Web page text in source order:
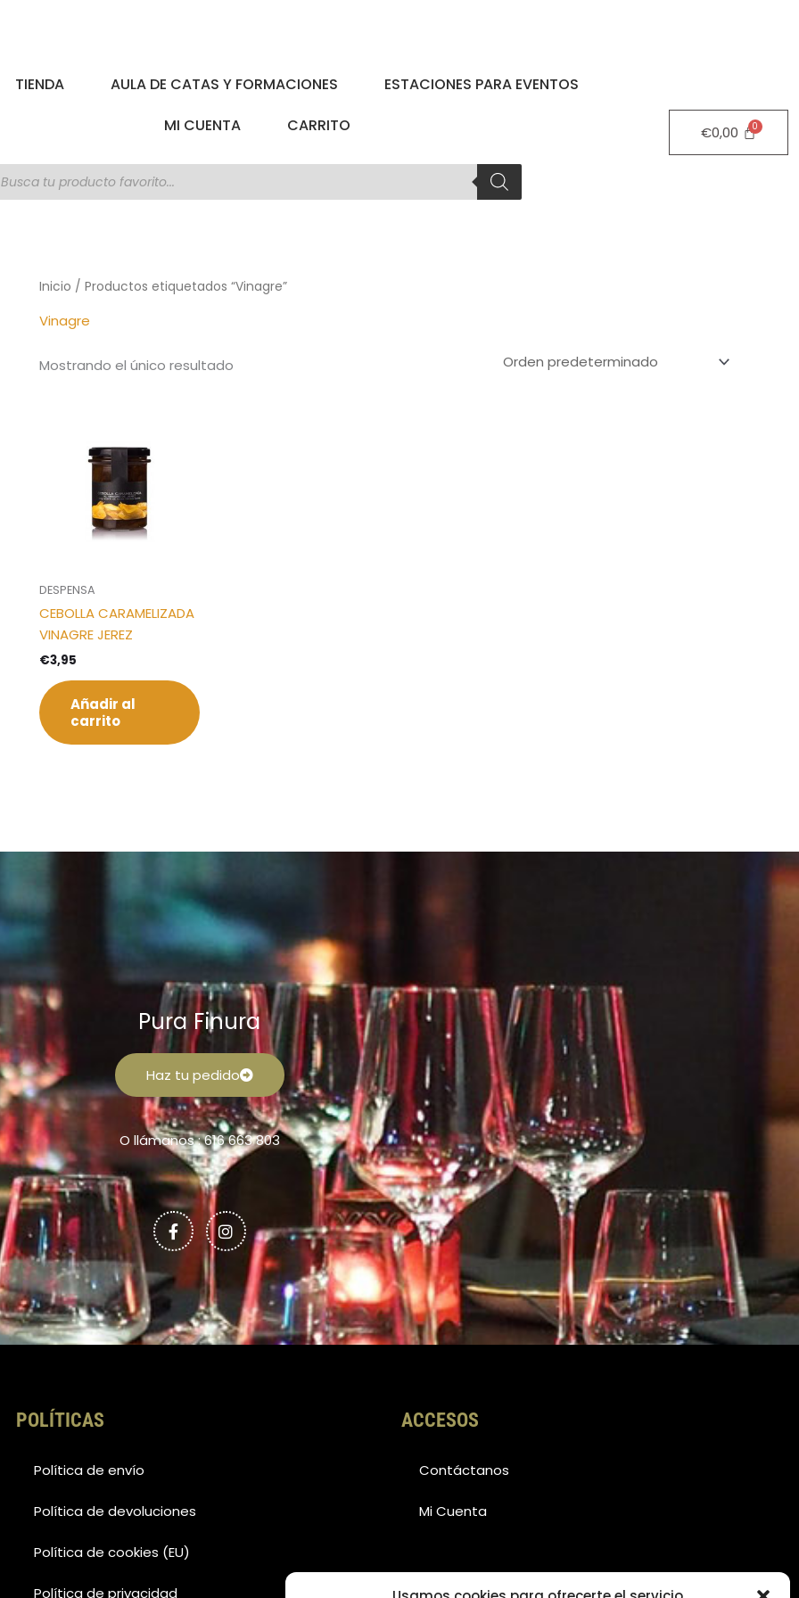
TIENDA AULA DE CATAS Y FORMACIONES
ESTACIONES PARA EVENTOS
MI CUENTA
CARRITO €0,00
Inicio / Productos etiquetados “Vinagre”
Vinagre
Mostrando el único resultado
DESPENSA
CEBOLLA CARAMELIZADA
VINAGRE JEREZ
€3,95
Añadir al
carrito
Pura Finura
Haz tu pedido
O llámanos : 616 663 803
F
a
c
e
b
o
k
f
I
s
t
a
g
a
m
POLÍTICAS
Política de envío
Política de devoluciones
Política de cookies (EU)
Política de privacidad
ACCESOS
Contáctanos
Mi Cuenta